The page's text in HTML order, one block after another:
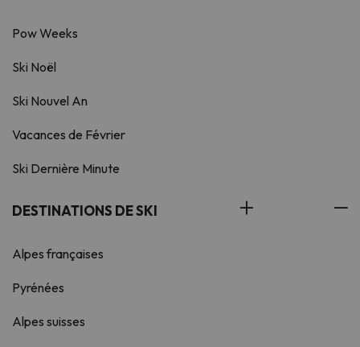
Pow Weeks
Ski Noël
Ski Nouvel An
Vacances de Février
Ski Dernière Minute
DESTINATIONS DE SKI
Alpes françaises
Pyrénées
Alpes suisses